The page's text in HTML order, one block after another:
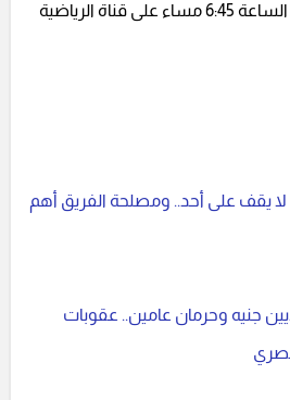
السالمية ضد القادسية – الساعة 6:45 مساء على قناة الرياضية
يقف على أحد.. ومصلحة الفريق أهم
| غرامة 5 ملايين جنيه وحرمان عامين.. عقوبات